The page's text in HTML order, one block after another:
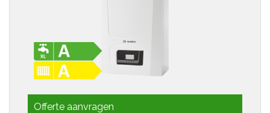
Offerte aanvragen